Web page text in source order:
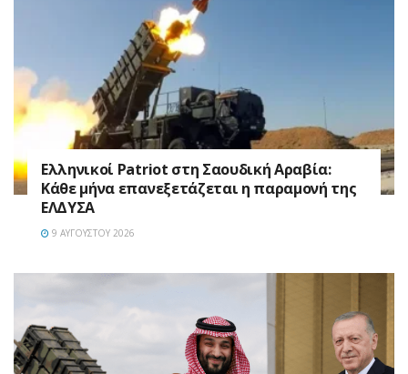
Ελληνικοί Patriot στη Σαουδική Αραβία:
Κάθε μήνα επανεξετάζεται η παραμονή της
ΕΛΔΥΣΑ
9 ΑΥΓΟΎΣΤΟΥ 2026